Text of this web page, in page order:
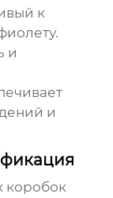
к
и
и
коробок